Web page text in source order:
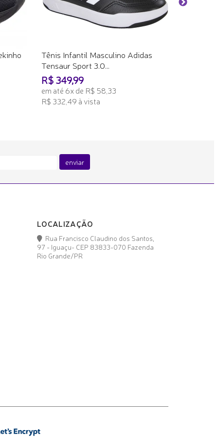
Tênis Infantil Masculino Adidas
Tensaur Sport 3.0...
R$ 349,99
em até 6x de R$ 58,33
R$ 332,49 à vista
enviar
LOCALIZAÇÃO
Rua Francisco Claudino dos Santos,
97 - Iguaçu- CEP 83833-070 Fazenda
Rio Grande/PR